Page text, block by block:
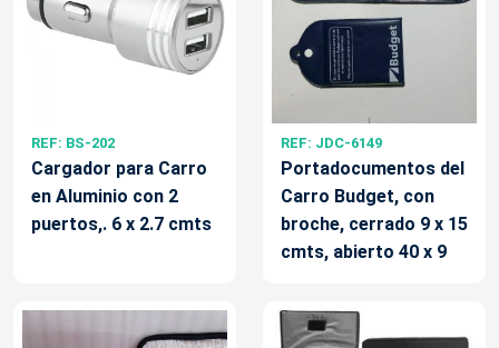
REF: BS-202
Cargador para Carro
en Aluminio con 2
puertos,. 6 x 2.7 cmts
REF: JDC-6149
Portadocumentos del
Carro Budget, con
broche, cerrado 9 x 15
cmts, abierto 40 x 9